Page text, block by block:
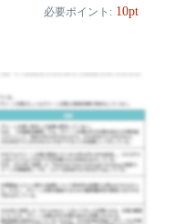
必要ポイント: 10pt